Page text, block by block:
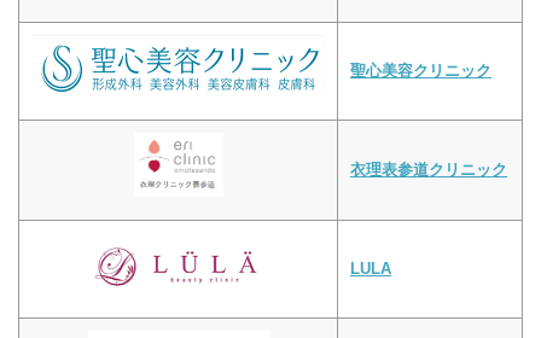
聖心美容クリニック
衣理表参道クリニック
LULA